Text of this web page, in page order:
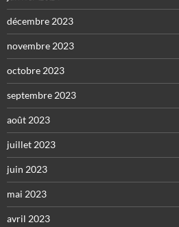
décembre 2023
novembre 2023
octobre 2023
septembre 2023
août 2023
juillet 2023
juin 2023
mai 2023
avril 2023